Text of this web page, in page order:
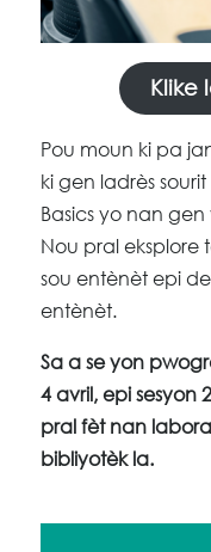
Klike
Pou moun ki pa
ki gen ladrès
Basics yo nan
Nou pral eksplore
sou entènèt epi
entènèt.
Sa a se yon
4 avril, epi sesyon
pral fèt nan
bibliyotèk la.